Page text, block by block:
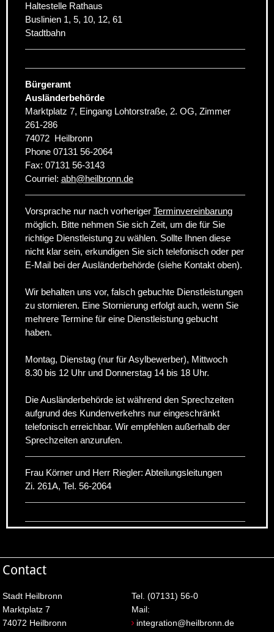
Haltestelle Rathaus
Buslinien 1, 5, 10, 12, 61
Stadtbahn
Bürgeramt
Ausländerbehörde
Marktplatz 7, Eingang Lohtorstraße, 2. OG, Zimmer
261-286
74072 Heilbronn
Phone 07131 56-2064
Fax: 07131 56-3143
Courriel: abh@heilbronn.de
Vorsprache nur nach vorheriger Terminvereinbarung
möglich. Bitte nehmen Sie sich Zeit, um die für Sie
richtige Dienstleistung zu wählen. Sollte Ihnen diese
nicht klar sein, erkundigen Sie sich telefonisch oder per
E-Mail bei der Ausländerbehörde (siehe Kontakt oben).
Wir behalten uns vor, falsch gebuchte Dienstleistungen
zu stornieren. Eine Stornierung erfolgt auch, wenn Sie
mehrere Termine für eine Dienstleistung gebucht
haben.
Montag, Dienstag (nur für Asylbewerber), Mittwoch
8.30 bis 12 Uhr und Donnerstag 14 bis 18 Uhr.
Die Ausländerbehörde ist während den Sprechzeiten
aufgrund des Kundenverkehrs nur eingeschränkt
telefonisch erreichbar. Wir empfehlen außerhalb der
Sprechzeiten anzurufen.
Frau Körner und Herr Riegler: Abteilungsleitungen
Zi. 261A, Tel. 56-2064
Contact
Stadt Heilbronn
Marktplatz 7
74072 Heilbronn
Tel. (07131) 56-0
Mail:
integration@heilbronn.de